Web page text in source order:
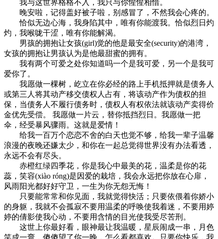
我与这世界格格不入，我只与你惺惺相惜。
晚安啦，记得盖好被子啦，别感冒了，不然我会心疼的。
恰似无边心海，我身陷其中，唯有你能渡我。恰似烈日灼
灼，我喉咙干涩，唯有你能解渴。
男孩的拥抱让女孩(girl)觉的他是最安全(security)的港湾，
女孩的拥抱让男孩认为是他最甜蜜的拥有。
我有两个可爱之处你知道吗一个是我可爱，另一个是我可
爱你了。
我愿做一棵树，屹立在你必经的路上手机抵押就是债务人
或第三人将其动产移交债权人占有，将该动产作为债权的担
保，当债务人不履行债务时，债权人有权依法就该动产卖得价
金优先受偿。 我愿做一片云，替你抵挡烈日。我愿做一把
伞，经受暴风骤雨。这就是爱情！
给我一百万个恋恋不舍的白天也觉不够，给我一辈子温馨
浪漫的夜晚还嫌太少，和你在一起总觉得世界没有办法看透，
永远不会有尽头。
赤橙红绿四季花，你是我心中最美的花，温柔是你的花
蕊，笑容(xiào róng)是因爱的栽培，我会永远把你放在心扉，
风雨阳光都好好守卫，一生为你无怨无悔！
只要能常常和你见面，我就觉得快活；只要依偎着你娇小
的身躯，我就不会孤寂不要用温柔的呼唤使我着迷，不要用婷
婷的倩影使我心动，不要用含情的目光使我受尽苦刑。
这世上你最好看，眼神最让我温暖，星辰闹成一串，月色
笑成一弯，傻傻望了你一晚，怎么看都喜欢。只要你快乐，我